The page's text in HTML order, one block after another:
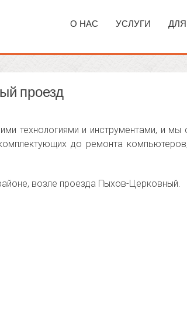
О НАС УСЛУГИ
проезд
технологиями и инструментами, и мы
до ремонта
возле проезда Пыхов-Церковный.